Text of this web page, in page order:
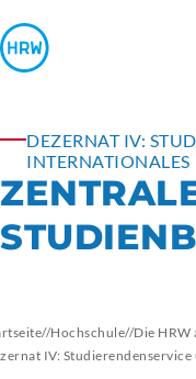
DEZERNAT IV:
INTERNATIONALES
//Hochschule//Die HRW
IV: